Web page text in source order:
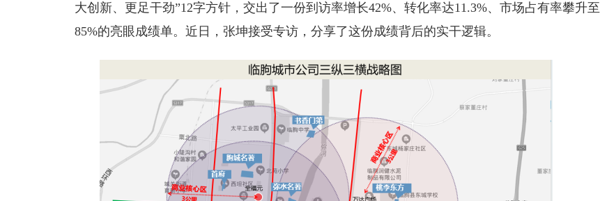
大创新、更足干劲”12字方针，交出了一份到访率增长42%、转化率达11.3%、市场占有率攀升至
85%的亮眼成绩单。近日，张坤接受专访，分享了这份成绩背后的实干逻辑。